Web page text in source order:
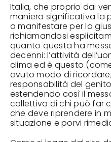
Italia, che proprio dai
maniera significativa la
a manifestare per la
richiamandosi
quanto questa ha
decenni: l’attività
clima ed è questo
avuto modo di
responsabilità del
estendendo così il
collettiva di chi può far
che deve riprendere in
situazione e porvi